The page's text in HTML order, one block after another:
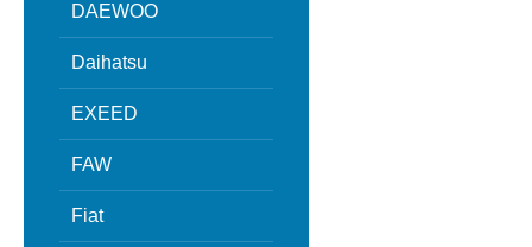
DAEWOO
Daihatsu
EXEED
FAW
Fiat